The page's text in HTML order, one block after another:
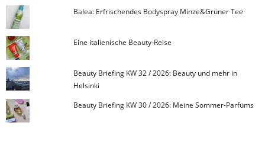
Balea: Erfrischendes Bodyspray Minze&Grüner Tee
Eine italienische Beauty-Reise
Beauty Briefing KW 32 / 2026: Beauty und mehr in
Helsinki
Beauty Briefing KW 30 / 2026: Meine Sommer-Parfüms